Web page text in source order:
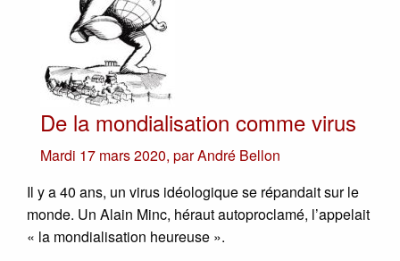
De la mondialisation comme virus
Mardi 17 mars 2020, parAndré Bellon
Il y a 40 ans, un virus idéologique se répandait sur le
monde. Un Alain Minc, héraut autoproclamé, l’appelait
« la mondialisation heureuse ».